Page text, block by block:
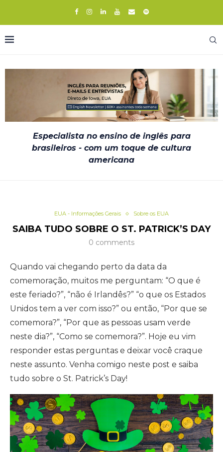
Especialista no ensino de inglês para
brasileiros - com um toque de cultura
americana
EUA - Informações Gerais Sobre os EUA
SAIBA TUDO SOBRE O ST. PATRICK’S DAY
0 comments
Quando vai chegando perto da data da
comemoração, muitos me perguntam: “O que é
este feriado?”, “não é Irlandês?” “o que os Estados
Unidos tem a ver com isso?” ou então, “Por que se
comemora?”, “Por que as pessoas usam verde
neste dia?”, “Como se comemora?”. Hoje eu vim
responder estas perguntas e deixar você craque
neste assunto. Venha comigo neste post e saiba
tudo sobre o St. Patrick’s Day!